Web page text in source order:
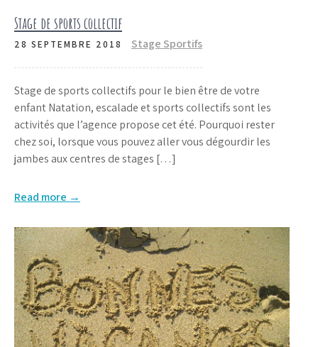
Stage de sports collectif
28 SEPTEMBRE 2018 Stage Sportifs
Stage de sports collectifs pour le bien être de votre
enfant Natation, escalade et sports collectifs sont les
activités que l’agence propose cet été. Pourquoi rester
chez soi, lorsque vous pouvez aller vous dégourdir les
jambes aux centres de stages […]
Read more →